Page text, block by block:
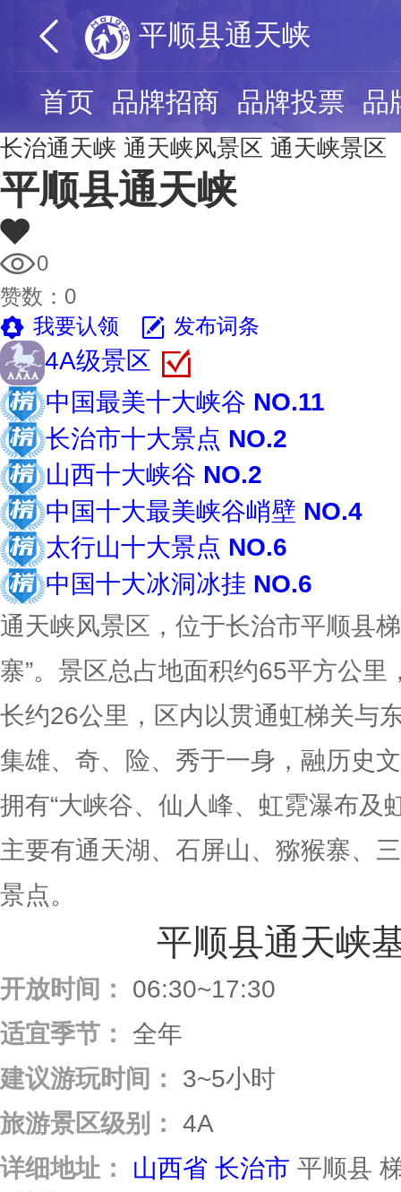
平顺县通天峡
首页 品牌招商 品牌投票 品
长治通天峡 通天峡风景区 通天峡景区
平顺县通天峡
0
赞数： 0
我要认领
发布词条
4A级景区
中国最美十大峡谷 NO.11
长治市十大景点 NO.2
山西十大峡谷 NO.2
中国十大最美峡谷峭壁 NO.4
太行山十大景点 NO.6
中国十大冰洞冰挂 NO.6
通天峡风景区，位于长治市平顺县
寨”。景区总占地面积约65平方公
长约26公里，区内以贯通虹梯关与
集雄、奇、险、秀于一身，融历史
拥有“大峡谷、仙人峰、虹霓瀑布及
主要有通天湖、石屏山、猕猴寨、
景点。
平顺县通天峡
开放时间：
06:30~17:30
适宜季节：
全年
建议游玩时间：
3~5小时
旅游景区级别：
4A
详细地址：
山西省 长治市 平顺县